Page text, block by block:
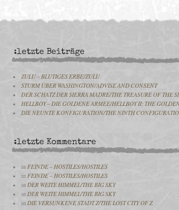
:letzte Beiträge
ZULU – BLUTIGES ERBE/ZULU
STURM ÜBER WASHINGTON/ADVISE AND CONSENT
DER SCHATZ DER SIERRA MADRE/THE TREASURE OF THE
HELLBOY – DIE GOLDENE ARMEE/HELLBOY II: THE
DIE NEUNTE KONFIGURATION/THE NINTH
:letzte Kommentare
inFEINDE – HOSTILES/HOSTILES
in FEINDE – HOSTILES/HOSTILES
inDER WEITE HIMMEL/THE BIG SKY
in DER WEITE HIMMEL/THE BIG SKY
inDIE VERSUNKENE STADT Z/THE LOST CITY OF Z